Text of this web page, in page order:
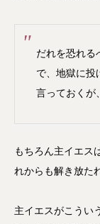
だれを恐れる
で、地獄に投
言っておくが
もちろん主イエス
れからも解き放た
主イエスがこうい